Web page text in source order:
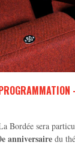
Bordée sera
anniversaire du